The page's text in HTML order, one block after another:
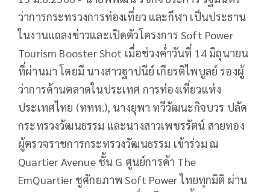
ว่าการกระทรวงการท่องเที่ยว และกีฬา เป็นประธาน
ในงานแถลงข่าวและเปิดตัวโครงการ Soft Power
Tourism Booster Shot เมื่อช่วงค่ำวันที่ 14 มิถุนายน
ที่ผ่านมา โดยมี นางสาวฐาปนีย์ เกียรติไพบูลย์ รองผู้
ว่าการด้านตลาดในประเทศ การท่องเที่ยวแห่ง
ประเทศไทย (ททท.), นางยุพา ทวีวัฒนะกิจบวร ปลัด
กระทรวงวัฒนธรรม และนางสาวเพชรรัตน์ สายทอง
ผู้ตรวจราชการกระทรวงวัฒนธรรม เข้าร่วม ณ
Quartier Avenue ชั้น G ศูนย์การค้า The
EmQuartier ชูศักยภาพ Soft Power ไทยทุกมิติ ผ่าน